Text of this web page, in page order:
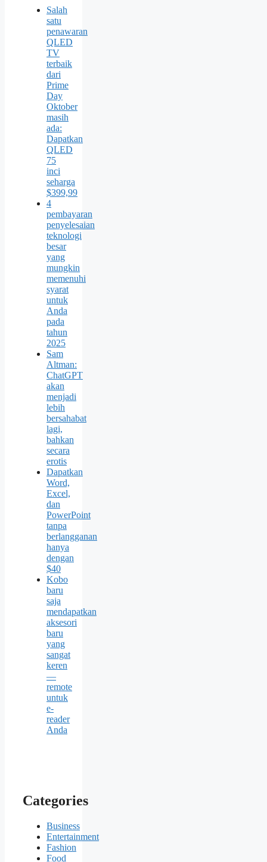
Salah
satu
penawaran
QLED
TV
terbaik
dari
Prime
Day
Oktober
masih
ada:
Dapatkan
QLED
75
inci
seharga
$399,99
4
pembayaran
penyelesaian
teknologi
besar
yang
mungkin
memenuhi
syarat
untuk
Anda
pada
tahun
2025
Sam
Altman:
ChatGPT
akan
menjadi
lebih
bersahabat
lagi,
bahkan
secara
erotis
Dapatkan
Word,
Excel,
dan
PowerPoint
tanpa
berlangganan
hanya
dengan
$40
Kobo
baru
saja
mendapatkan
aksesori
baru
yang
sangat
keren
—
remote
untuk
e-
reader
Anda
Categories
Business
Entertainment
Fashion
Food